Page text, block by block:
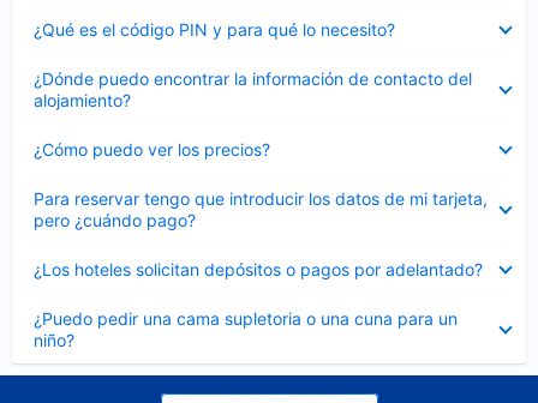
¿Qué es el código PIN y para qué lo necesito?
cerrado
¿Dónde puedo encontrar la información de contacto del
alojamiento?
cerrado
¿Cómo puedo ver los precios?
cerrado
Para reservar tengo que introducir los datos de mi tarjeta,
pero ¿cuándo pago?
cerrado
¿Los hoteles solicitan depósitos o pagos por adelantado?
cerrado
¿Puedo pedir una cama supletoria o una cuna para un
niño?
cerrado